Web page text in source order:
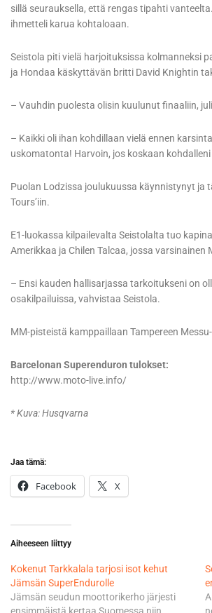
sillä seurauksella, että rengas tipahti
ihmetteli karua kohtaloaan.
Seistola piti vielä harjoituksissa kolmanneksi
ja Hondaa käskyttävän britti David Knightin
– Vauhdin puolesta olisin kuulunut finaaliin,
– Kaikki oli ihan kohdillaan vielä ennen
uskomatonta! Harvoin, jos koskaan
Puolan Lodzissa joulukuussa käynnistynyt ja
Tours’iin.
E1-luokassa kilpailevalta Seistolalta tuo
Amerikkaa ja Chilen Talcaa, jossa
– Ensi kauden hallisarjassa tarkoitukseni on
osakilpailuissa, vahvistaa Seistola.
MM-pisteistä kamppaillaan Tampereen
Barcelonan Superenduron tulokset:
http://www.moto-live.info/
* Kuva: Husqvarna
Jaa tämä:
Facebook X
Aiheeseen liittyy
Kokenut Tarkkalala tarjosi isot kehut
Jämsän SuperEndurolle
Jämsän seudun moottorikerho järjesti